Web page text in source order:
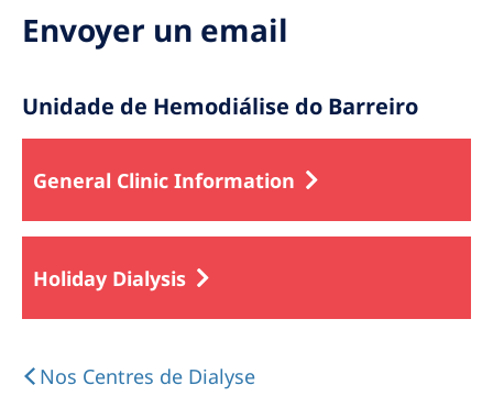
Envoyer un email
Unidade de Hemodiálise do Barreiro
General Clinic Information
Holiday Dialysis
Nos Centres de Dialyse